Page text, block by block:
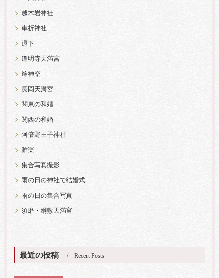
越木岩神社
車折神社
退下
道明寺天満宮
鈴神楽
長岡天満宮
関東の和婚
関西の和婚
阿倍野王子神社
雅楽
集合写真撮影
雨の日の神社で結婚式
雨の日の集合写真
須磨・綱敷天満宮
最近の投稿 Recent Posts